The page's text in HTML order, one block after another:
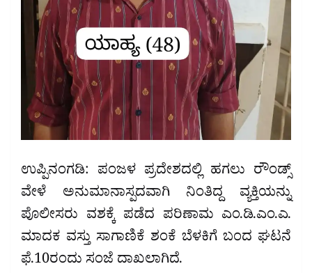
ಉಪ್ಪಿನಂಗಡಿ: ಪಂಜಳ ಪ್ರದೇಶದಲ್ಲಿ ಹಗಲು ರೌಂಡ್ಸ್
ವೇಳೆ ಅನುಮಾನಾಸ್ಪದವಾಗಿ ನಿಂತಿದ್ದ ವ್ಯಕ್ತಿಯನ್ನು
ಪೊಲೀಸರು ವಶಕ್ಕೆ ಪಡೆದ ಪರಿಣಾಮ ಎಂ.ಡಿ.ಎಂ.ಎ.
ಮಾದಕ ವಸ್ತು ಸಾಗಾಣಿಕೆ ಶಂಕೆ ಬೆಳಕಿಗೆ ಬಂದ ಘಟನೆ
ಫೆ.10ರಂದು ಸಂಜೆ ದಾಖಲಾಗಿದೆ.